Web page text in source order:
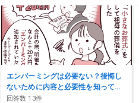
エンバーミングは必要ない？後悔し
ないために内容と必要性を知ってお
こう
回答数 13件